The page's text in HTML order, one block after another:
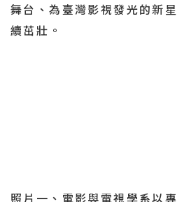
舞台、為臺灣影視發光的新
續茁壯。
照片一、電影與電視學系以